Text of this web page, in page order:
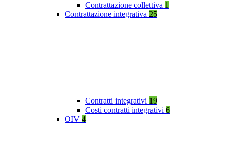
Contrattazione collettiva 1
Contrattazione integrativa 25
Contratti integrativi 19
Costi contratti integrativi 6
OIV 4